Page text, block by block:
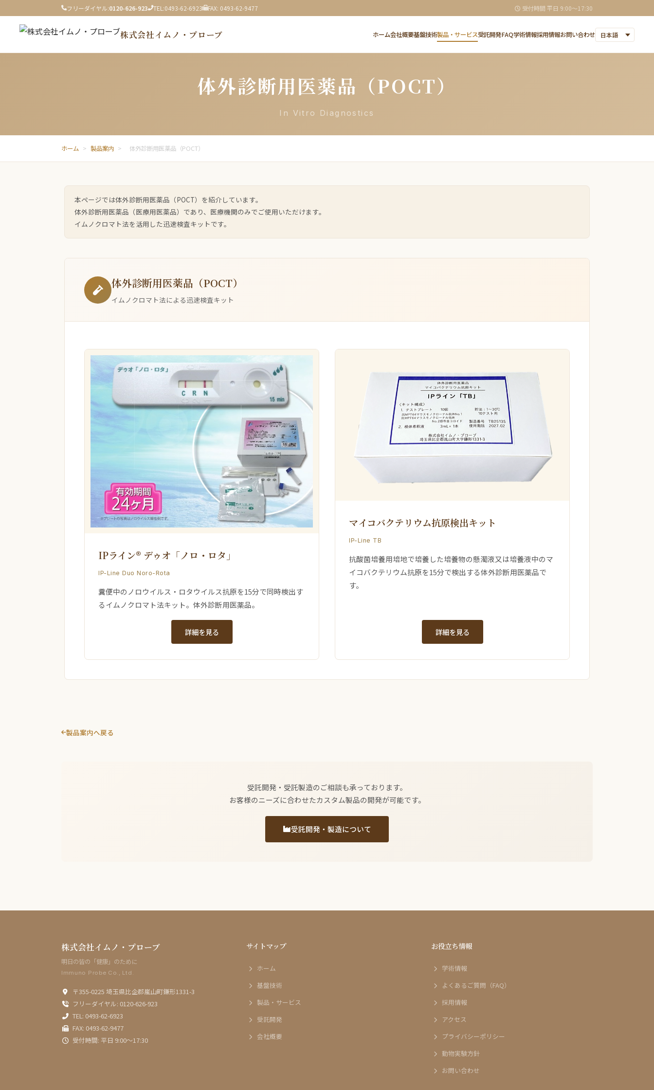
フリーダイヤル:0120-626-923 TEL:0493-62-6923 FAX: 0493-62-9477 受付時間 平日 9:00〜17:30
株式会社イムノ・プローブ ホーム会社概要基盤技術製品・サービス受託開発FAQ学術情報採用情報お問い合わせ
体外診断用医薬品（POCT）
In Vitro Diagnostics
ホーム > 製品案内 > 体外診断用医薬品（POCT）
本ページでは体外診断用医薬品（POCT）を紹介しています。
体外診断用医薬品（医療用医薬品）であり、医療機関のみでご使用いただけます。
イムノクロマト法を活用した迅速検査キットです。
体外診断用医薬品（POCT）
イムノクロマト法による迅速検査キット
IPライン® デゥオ「ノロ・ロタ」
IP-Line Duo Noro-Rota
糞便中のノロウイルス・ロタウイルス抗原を15分で同時検出す
るイムノクロマト法キット。体外診断用医薬品。
詳細を見る
マイコバクテリウム抗原検出キット
IP-Line TB
抗酸菌培養用培地で培養した培養物の懸濁液又は培養液中のマ
イコバクテリウム抗原を15分で検出する体外診断用医薬品で
す。
詳細を見る
製品案内へ戻る
受託開発・受託製造のご相談も承っております。
お客様のニーズに合わせたカスタム製品の開発が可能です。
受託開発・製造について
株式会社イムノ・プローブ
明日の皆の「健康」のために
Immuno Probe Co., Ltd.
〒355-0225 埼玉県比企郡嵐山町鎌形1331-3
フリーダイヤル: 0120-626-923
TEL: 0493-62-6923
FAX: 0493-62-9477
受付時間: 平日 9:00〜17:30
サイトマップ
ホーム
基盤技術
製品・サービス
受託開発
会社概要
お役立ち情報
学術情報
よくあるご質問（FAQ）
採用情報
アクセス
プライバシーポリシー
動物実験方針
お問い合わせ